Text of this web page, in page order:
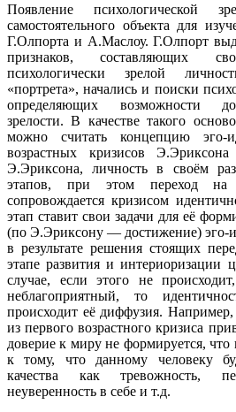
Появление психологической
самостоятельного объекта для
Г.Олпорта и А.Маслоу. Г.Олпорт
признаков, составляющих
психологически зрелой
«портрета», начались и поиски
определяющих возможности
зрелости. В качестве такого
можно считать концепцию эго-
возрастных кризисов
Э.Эриксона, личность в своём
этапов, при этом переход
сопровождается кризисом
этап ставит свои задачи для её
(по Э.Эриксону — достижение) эго-
в результате решения стоящих
этапе развития и интериоризации
случае, если этого не
неблагоприятный, то
происходит её диффузия.
из первого возрастного кризиса
доверие к миру не формируется,
к тому, что данному человеку
качества как тревожность,
неуверенность в себе и т.д.